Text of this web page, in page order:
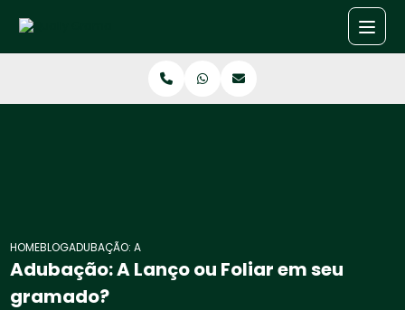
HOMEBLOGADUBAÇÃO: A LANÇO OU FOLIAR EM SEU GRAMADO?
Adubação: A Lanço ou Foliar em seu
gramado?